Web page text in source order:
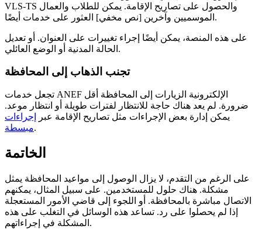
VLS-TS والحصول على تصاريح الإقامة. يمكن للطلاب والعمال
الموسميين وآخرين [نص مخفي] العثور على خدمات أيضًا.
على هذه المنصة، يمكن أيضًا إجراء تغييرات على العنوان. أو تعديل
الحالة المدنية أو الوضع العائلي.
تجنب الذهاب إلى المحافظة
تجعل خدمات ANEF الإلكترونية الزيارات إلى المحافظة أقل
ضرورة. لم يعد هناك حاجة للانتظار لفترات طويلة أو انتظار موعد.
يمكن إدارة بعض الإجراءات مثل تصاريح الإقامة عبر
إجراءات
مبسطة.
الخاتمة
على الرغم من التقدم، لا يزال الوصول إلى مواعيد المحافظة يمثل
مشكلة. هناك حلول للمستخدمين. على سبيل المثال، يمكنهم
الاتصال مباشرة بالمحافظة. أو اللجوء إلى قاضي الأمور المستعجلة
إذا لم يحصلوا على رد. تساعد هذه الوسائل في التغلب على هذه
المشكلة في إجراءاتهم.